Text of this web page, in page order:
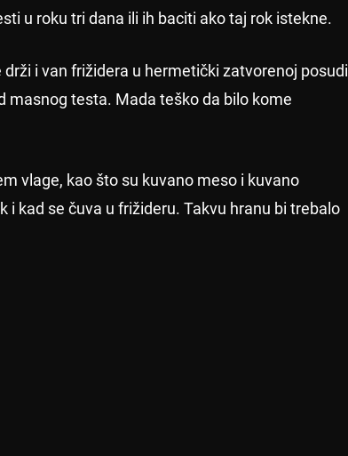
u roku tri dana ili ih baciti ako taj rok istekne.
i van frižidera u hermetički zatvorenoj posudi
masnog testa. Mada teško da bilo kome
vlage, kao što su kuvano meso i kuvano
i kad se čuva u frižideru. Takvu hranu bi trebalo